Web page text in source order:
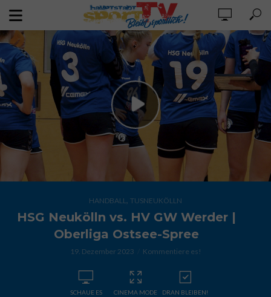
HANDBALL, TUSNEUKÖLLN
HSG Neukölln vs. HV GW Werder |
Oberliga Ostsee-Spree
19. Dezember 2023 Kommentiere es!
SCHAUE ES
CINEMA MODE DRAN BLEIBEN!